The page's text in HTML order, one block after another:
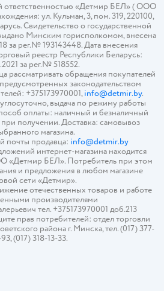
ответственностью «Детмир БЕЛ» ( ООО
ул. Кульман, 3, пом. 319, 220100,
Свидетельство о государственной
Минским горисполкомом, внесена
за рег.№ 193143448. Дата внесения
реестр Республики Беларусь:
за рег.№ 518552.
рассматривать обращения покупателей
законодательством
+375173970001,info@detmir.by.
выдача по режиму работы
оплаты: наличный и безналичный
при получении. Доставка: самовывоз
магазина.
почты продавца: info@detmir.by
интернет-магазина находится
«Детмир БЕЛ». Потребитель при этом
и предложения в любом магазине
сети «Детмир».
отечественных товаров и работе
производителями
тел. +375173970001 доб.213
прав потребителей: отдел торговли
района г. Минска, тел. (017) 377-
(017) 318-13-33.